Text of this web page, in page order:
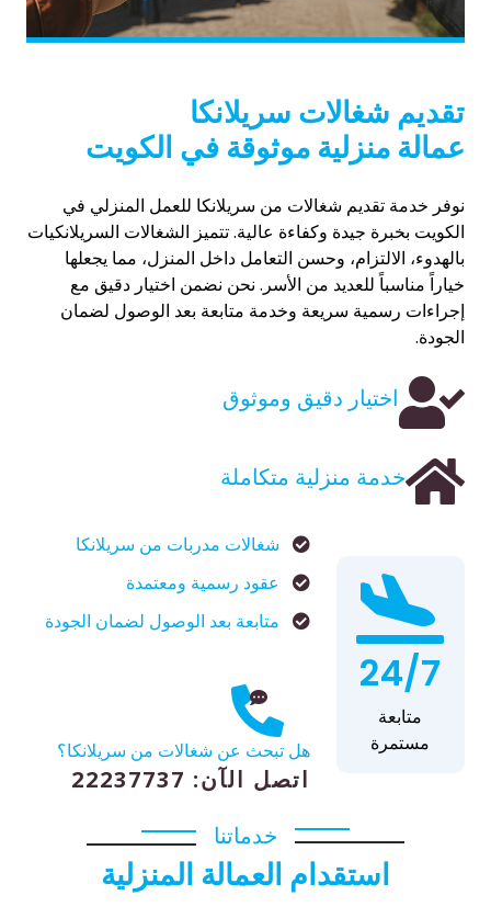
تقديم شغالات سريلانكا
عمالة منزلية موثوقة في الكويت
نوفر خدمة تقديم شغالات من سريلانكا للعمل المنزلي في
الكويت بخبرة جيدة وكفاءة عالية. تتميز الشغالات السريلانكيات
بالهدوء، الالتزام، وحسن التعامل داخل المنزل، مما يجعلها
خياراً مناسباً للعديد من الأسر. نحن نضمن اختيار دقيق مع
إجراءات رسمية سريعة وخدمة متابعة بعد الوصول لضمان
الجودة.
اختيار دقيق وموثوق
خدمة منزلية متكاملة
24/7
متابعة
مستمرة
شغالات مدربات من سريلانكا
عقود رسمية ومعتمدة
متابعة بعد الوصول لضمان الجودة
هل تبحث عن شغالات من سريلانكا؟
اتصل الآن: 22237737
خدماتنا
استقدام العمالة المنزلية